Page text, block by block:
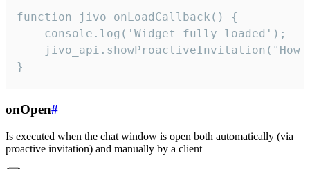
function jivo_onLoadCallback() {
    console.log('Widget fully loaded');
jivo_api.showProactiveInvitation("How
}
onOpen#
Is executed when the chat window is open both automatically (via
proactive invitation) and manually by a client